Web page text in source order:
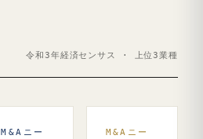
令和3年経済センサス · 上位3業種
M&Aニー
M&Aニー